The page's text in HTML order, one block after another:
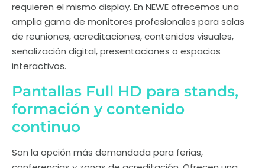
requieren el mismo display. En NEWE ofrecemos una
amplia gama de monitores profesionales para salas
de reuniones, acreditaciones, contenidos visuales,
señalización digital, presentaciones o espacios
interactivos.
Pantallas Full HD para stands,
formación y contenido
continuo
Son la opción más demandada para ferias,